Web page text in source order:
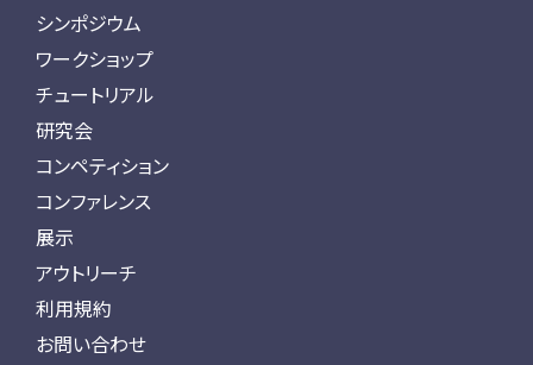
シンポジウム
ワークショップ
チュートリアル
研究会
コンペティション
コンファレンス
展示
アウトリーチ
利用規約
お問い合わせ